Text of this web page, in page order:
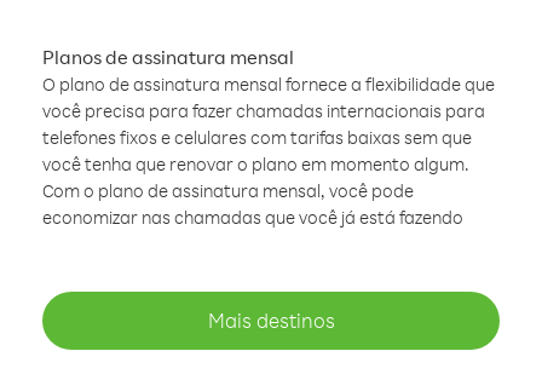
Planos de assinatura mensal
O plano de assinatura mensal fornece a flexibilidade que
você precisa para fazer chamadas internacionais para
telefones fixos e celulares com tarifas baixas sem que
você tenha que renovar o plano em momento algum.
Com o plano de assinatura mensal, você pode
economizar nas chamadas que você já está fazendo
Mais destinos